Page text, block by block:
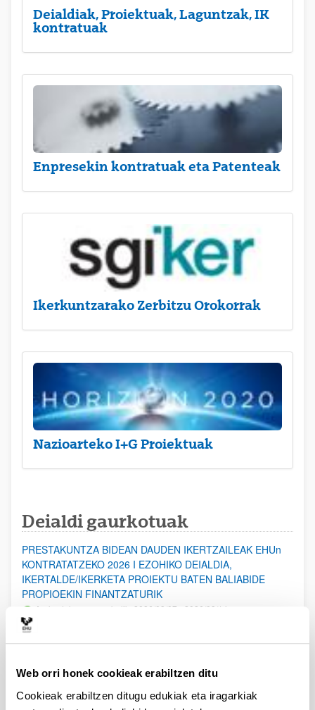
Web orri honek cookieak erabiltzen ditu
Cookieak erabiltzen ditugu edukiak eta iragarkiak
Deialdiak, Proiektuak, Laguntzak, IK
kontratuak
Enpresekin kontratuak eta Patenteak
Ikerkuntzarako Zerbitzu Orokorrak
Nazioarteko I+G Proiektuak
Deialdi gaurkotuak
PRESTAKUNTZA BIDEAN DAUDEN IKERTZAILEAK EHUn
KONTRATATZEKO 2026 I EZOHIKO DEIALDIA,
IKERTALDE/IKERKETA PROIEKTU BATEN BALIABIDE
PROPIOEKIN FINANTZATURIK
Aurkezteko epea zabalik: 2026/08/07 - 2026/08/14
erosi eta berritzeko laguntzak 2026
Izapide irekia